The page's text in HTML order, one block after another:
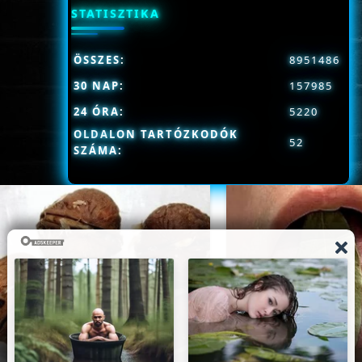
STATISZTIKA
OLDALON TARTÓZKODÓK
SZÁMA:
52
ÖSSZES:
8951486
30 NAP:
157985
24 ÓRA:
5220